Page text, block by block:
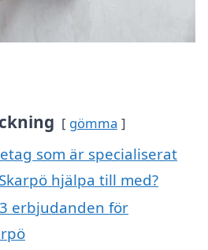
gömma
som är specialiserat
hjälpa till med?
erbjudanden för